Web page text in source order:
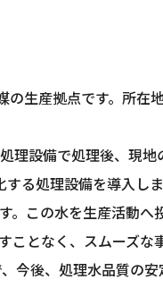
生産拠点です。所
設備で処理後、現
る処理設備を導入し
この水を生産活動
となく、スムーズな
今後、処理水品質の